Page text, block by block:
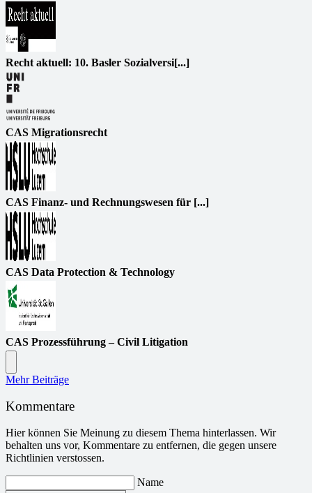
Recht aktuell: 10. Basler Sozialversi[...]
CAS Migrationsrecht
CAS Finanz- und Rechnungswesen für [...]
CAS Data Protection & Technology
CAS Prozessführung – Civil Litigation
Mehr Beiträge
Kommentare
Hier können Sie Meinung zu diesem Thema hinterlassen. Wir
behalten uns vor, Kommentare zu entfernen, die gegen unsere
Richtlinien verstossen.
Name